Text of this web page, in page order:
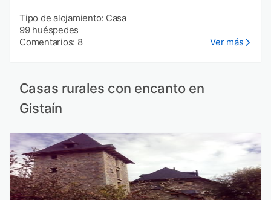
Tipo de alojamiento: Casa
99 huéspedes
Comentarios: 8
Ver más
Casas rurales con encanto en
Gistaín